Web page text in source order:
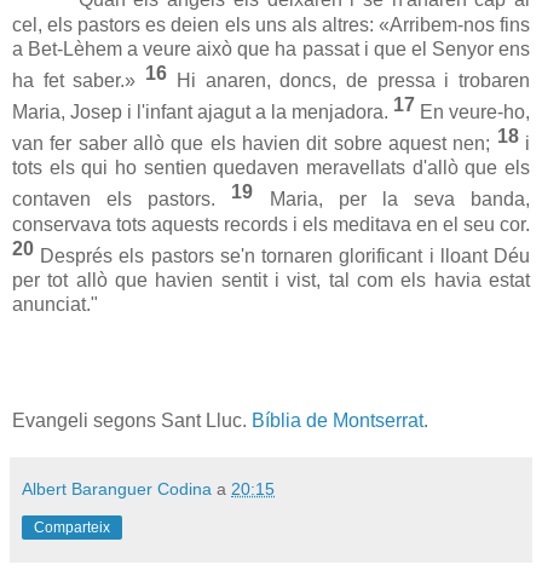
cel, els pastors es deien els uns als altres: «Arribem-nos fins
a Bet-Lèhem a veure això que ha passat i que el Senyor ens
ha fet saber.» 16 Hi anaren, doncs, de pressa i trobaren
Maria, Josep i l'infant ajagut a la menjadora. 17 En veure-ho,
van fer saber allò que els havien dit sobre aquest nen; 18i
tots els qui ho sentien quedaven meravellats d'allò que els
contaven els pastors. 19 Maria, per la seva banda,
conservava tots aquests records i els meditava en el seu cor.
20 Després els pastors se'n tornaren glorificant i lloant Déu
per tot allò que havien sentit i vist, tal com els havia estat
anunciat."
Evangeli segons Sant Lluc. Bíblia de Montserrat.
Albert Baranguer Codina a 20:15
Comparteix